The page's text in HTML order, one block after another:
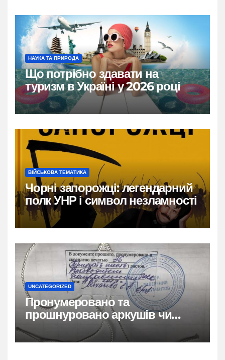
НАУКА ТА ПРИРОДА
Що потрібно здавати на
туризм в Україні у 2026 році
ВІЙСЬКОВА ТЕМАТИКА
Чорні запорожці: легендарний
полк УНР і символ незламності
UNCATEGORIZED
Пронумеровано та
прошнуровано аркушів чи
сторінок: повний гайд